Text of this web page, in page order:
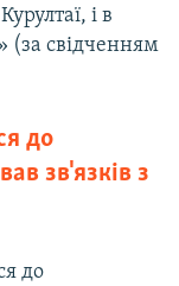
і в
(за свідченням
до
зв'язків з
до